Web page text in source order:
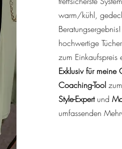
warm/kühl,
hochwertige
zum Einkaufspreis
Exklusiv für meine
Coaching-Tool
Style-Expertund
umfassenden